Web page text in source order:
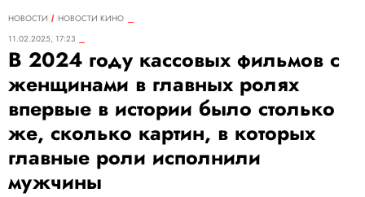
НОВОСТИ
НОВОСТИ КИНО
11.02.2025, 17:23
В 2024 году кассовых фильмов с
женщинами в главных ролях
впервые в истории было столько
же, сколько картин, в которых
главные роли исполнили
мужчины